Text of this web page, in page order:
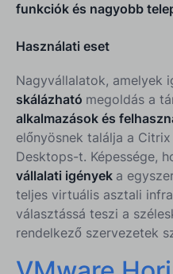
funkciók és nagyobb
Használati eset
Nagyvállalatok, amelyek
skálázható megoldás a
alkalmazások és
előnyösnek találja a
Desktops-t. Képessége,
vállalati igények a
teljes virtuális asztali
választássá teszi a
rendelkező szervezetek